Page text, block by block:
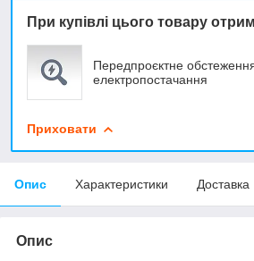
При купівлі цього товару
Передпроєктне
електропостачання
Приховати
Опис Характеристики Доставка
Опис